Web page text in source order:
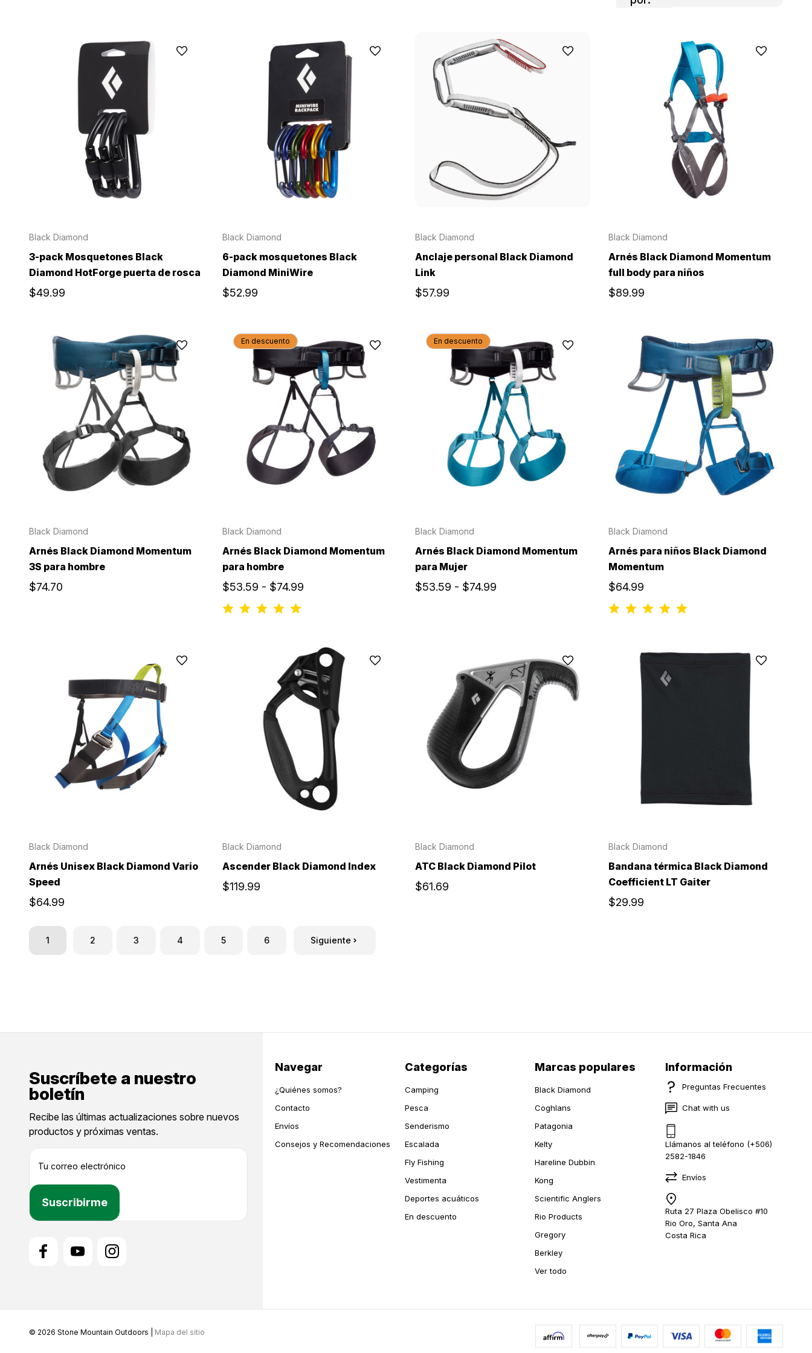
Black Diamond
3-pack Mosquetones Black
Diamond HotForge puerta de rosca
$49.99
Black Diamond
6-pack mosquetones Black
Diamond MiniWire
$52.99
Black Diamond
Anclaje personal Black Diamond
Link
$57.99
Black Diamond
Arnés Black Diamond Momentum
full body para niños
$89.99
Black Diamond
Arnés Black Diamond Momentum
3S para hombre
$74.70
En descuento
Black Diamond
Arnés Black Diamond Momentum
para hombre
$53.59 - $74.99
En descuento
Black Diamond
Arnés Black Diamond Momentum
para Mujer
$53.59 - $74.99
Black Diamond
Arnés para niños Black Diamond
Momentum
$64.99
Black Diamond
Arnés Unisex Black Diamond Vario
Speed
$64.99
Black Diamond
Ascender Black Diamond Index
$119.99
Black Diamond
ATC Black Diamond Pilot
$61.69
Black Diamond
Bandana térmica Black Diamond
Coefficient LT Gaiter
$29.99
1 2 3 4 5 6 Siguiente
Suscríbete a nuestro
boletín
Recibe las últimas actualizaciones sobre nuevos
productos y próximas ventas.
e
c
r
Navegar
¿Quiénes somos?
Contacto
Envíos
Consejos y Recomendaciones
Categorías
Camping
Pesca
Senderismo
Escalada
Fly Fishing
Vestimenta
Deportes acuáticos
En descuento
Marcas populares
Black Diamond
Coghlans
Patagonia
Kelty
Hareline Dubbin
Kong
Scientific Anglers
Rio Products
Gregory
Berkley
Ver todo
Información
Preguntas Frecuentes
Chat with us
Llámanos al teléfono (+506)
2582-1846
Envíos
Ruta 27 Plaza Obelisco #10
Rio Oro, Santa Ana
Costa Rica
© 2026 Stone Mountain Outdoors | Mapa del sitio